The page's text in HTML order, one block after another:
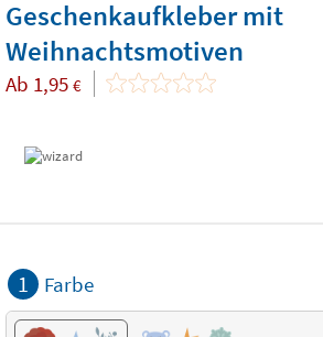
Geschenkaufkleber mit
Weihnachtsmotiven
Ab 1,95 €
1 Farbe